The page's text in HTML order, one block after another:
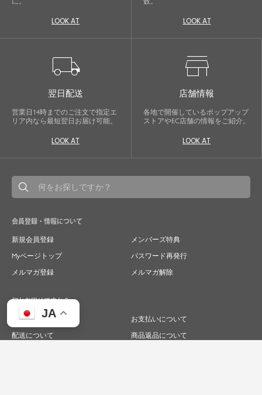
JA
LOOK AT LOOK AT
local_shipping
翌日配送
営業日14時までのご注文で指定エ
リア内なら最短翌日お届け可能。
LOOK AT
store
店舗情報
各地で開催しているポップアップ
ストアやEC店舗の情報をご紹介。
LOOK AT
会員登録・情報について
新規会員登録
メンバーズ特典
Myページトップ
パスワード再発行
メルマガ登録
メルマガ解除
何かお困りですか？
ご注文について
お支払いについて
配送について
商品返品について